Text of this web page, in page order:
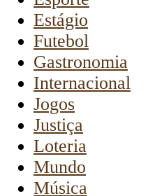
Estágio
Futebol
Gastronomia
Internacional
Jogos
Justiça
Loteria
Mundo
Música